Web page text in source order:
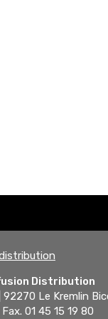
Distribution
92270 Le Kremlin
01 45 15 19 80